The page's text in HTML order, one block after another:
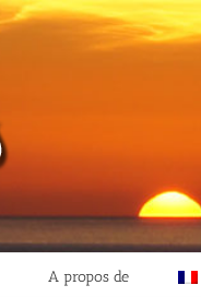
A propos de